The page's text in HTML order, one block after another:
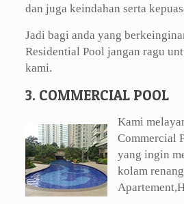
dan juga keindahan serta
Jadi bagi anda yang
Residential Pool jangan ragu
kami.
3. COMMERCIAL POOL
Kami
Commercial
yang ingin
kolam